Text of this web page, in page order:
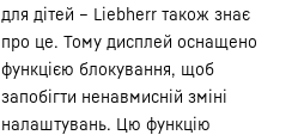
для дітей – Liebherr також знає
про це. Тому дисплей оснащено
функцією блокування, щоб
запобігти ненавмисній зміні
налаштувань. Цю функцію